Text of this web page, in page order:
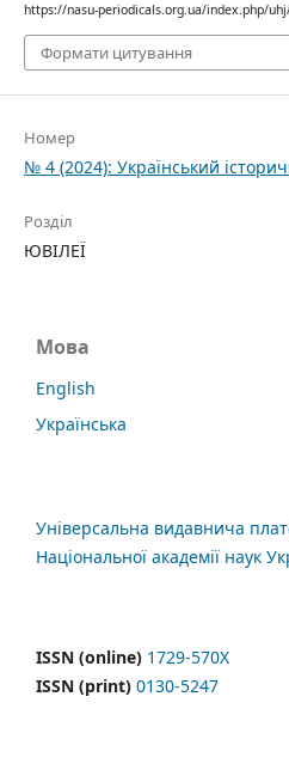
https://nasu-periodicals.org.ua/index.php/
Формати цитування
Номер
№ 4 (2024): Український
Розділ
ЮВІЛЕЇ
Мова
English
Українська
Універсальна видавнича
Національної академії наук
ISSN (online) 1729-570X
ISSN (print) 0130-5247